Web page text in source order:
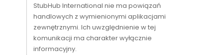
StubHub International nie ma powiązań
handlowych z wymienionymi aplikacjami
zewnętrznymi. Ich uwzględnienie w tej
komunikacji ma charakter wyłącznie
informacyjny.